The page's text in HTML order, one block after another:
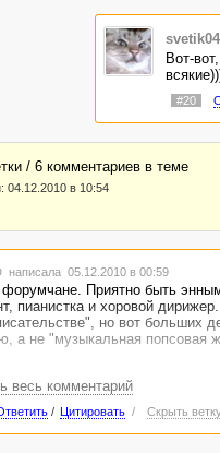
svetik04
Вот-
#20
/ 6 комментариев в темe
04.12.2010 в 10:54
написала 05.12.2010 в 00:59
форумчане. Приятно быть
пианистка и хоровой
но вот больших
а не "музыкальная попсовая
весь комментарий
/ Цитировать / Скрыть